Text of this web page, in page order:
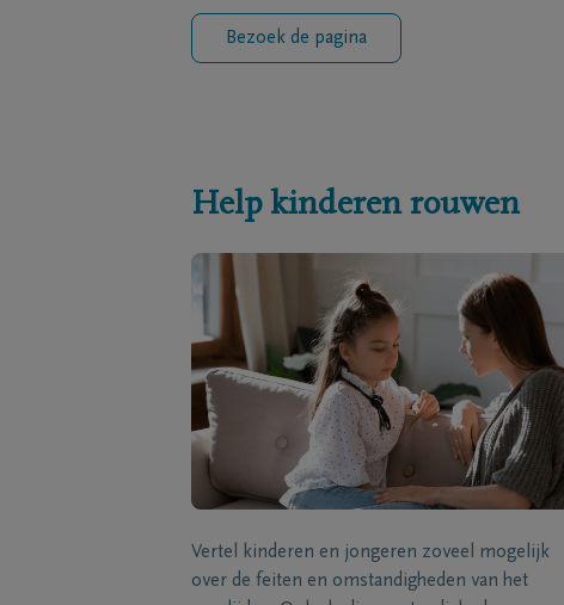
Bezoek de pagina
Help kinderen rouwen
Vertel kinderen en jongeren zoveel mogelijk
over de feiten en omstandigheden van het